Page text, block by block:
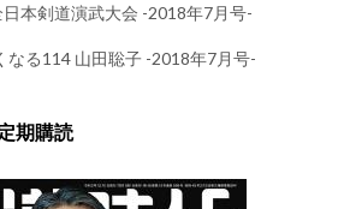
日本剣道演武大会 -2018年7月号-
なる114 山田聡子 -2018年7月号-
期購読